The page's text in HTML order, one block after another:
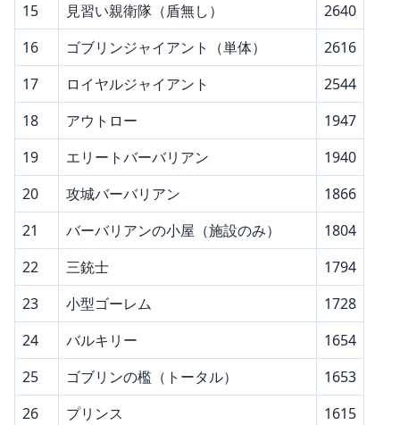
15
見習い親衛隊（盾無し）
2640
16
ゴブリンジャイアント（単体）
2616
17
ロイヤルジャイアント
2544
18
アウトロー
1947
19
エリートバーバリアン
1940
20
攻城バーバリアン
1866
21
バーバリアンの小屋（施設のみ）
1804
22
三銃士
1794
23
小型ゴーレム
1728
24
バルキリー
1654
25
ゴブリンの檻（トータル）
1653
26
プリンス
1615